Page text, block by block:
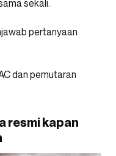
sekali.
pertanyaan
dan pemutaran
resmi kapan